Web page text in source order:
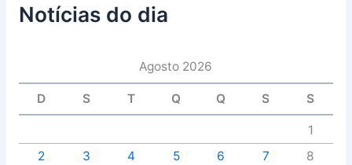
Notícias do dia
Agosto 2026
D S T Q Q S S
1
2
3 4 5 6 7
8